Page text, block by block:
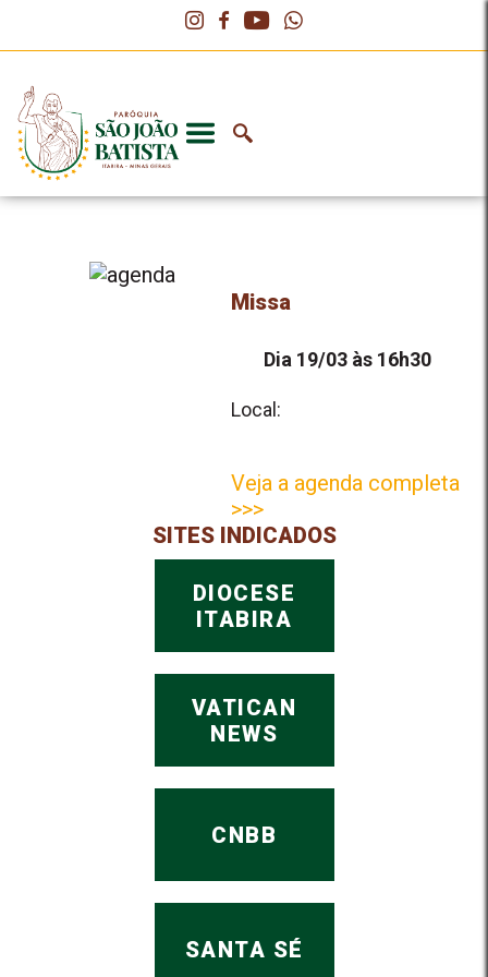
Missa
Dia 19/03 às 16h30
Local:
Veja a agenda completa
>>>
SITES INDICADOS
DIOCESE
ITABIRA
VATICAN
NEWS
CNBB
SANTA SÉ